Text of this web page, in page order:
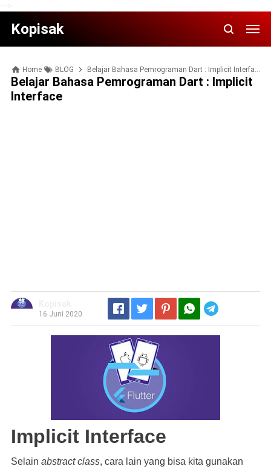
Kopisak
Home BLOG Belajar Bahasa Pemrograman Dart : Implicit Interface
Belajar Bahasa Pemrograman Dart : Implicit
Interface
16 Juni 2020
Implicit Interface
Selain abstract class, cara lain yang bisa kita gunakan